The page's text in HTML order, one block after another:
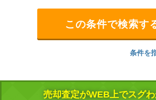
条件を
売却査定がWEB上でスグわ